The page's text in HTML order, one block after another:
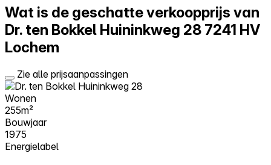
Wat is de geschatte verkoopprijs van
Dr. ten Bokkel Huininkweg 28 7241 HV
Lochem
Zie alle prijsaanpassingen
Wonen
255m²
Bouwjaar
1975
Energielabel